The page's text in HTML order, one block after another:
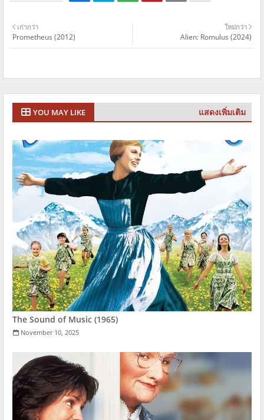
ใหม่กว่า
Alien: Romulus (2024)
เก่ากว่า
Prometheus (2012)
YOU MAY LIKE แสดงเพิ่มเติม
The Sound of Music (1965)
November 10, 2025